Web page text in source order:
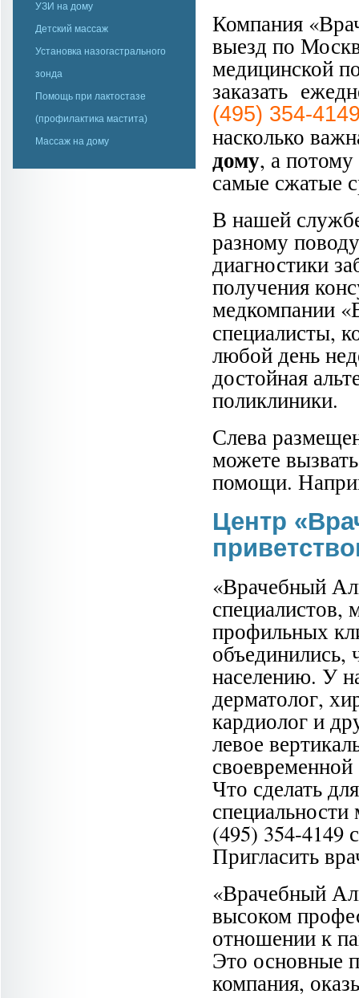
УЗИ на дому
Детский массаж
Установка назогастрального
зонда
Помощь при лактостазе
(профилактика мастита)
Массаж на дому
Компания
выезд по
медицинской
заказать
(495) 354-
насколько
дому, а
самые сжатые
В нашей
разному
диагностики
получения
медкомпании
специалисты,
любой день
достойная
поликлиники.
Слева
можете
помощи.
Центр
«Врачебный
специалистов,
профильных
объединились,
населению. У
дерматолог,
кардиолог и
левое
Что сделать
(495) 354-4149
Пригласить
«Врачебный
высоком
отношении к
Это основные
компания,